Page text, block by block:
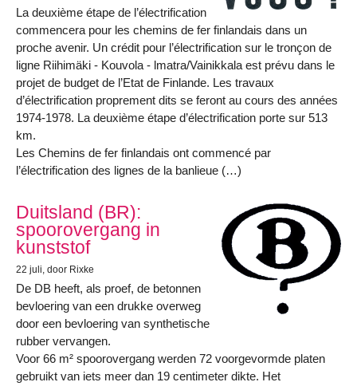
La deuxième étape de l’électrification
commencera pour les chemins de fer finlandais dans un
proche avenir. Un crédit pour l’électrification sur le tronçon de
ligne Riihimäki - Kouvola - lmatra/Vainikkala est prévu dans le
projet de budget de l’Etat de Finlande. Les travaux
d’électrification proprement dits se feront au cours des années
1974-1978. La deuxième étape d’électrification porte sur 513
km.
Les Chemins de fer finlandais ont commencé par
l’électrification des lignes de la banlieue (…)
Duitsland (BR):
spoorovergang in
kunststof
22 juli, door Rixke
De DB heeft, als proef, de betonnen
bevloering van een drukke overweg
door een bevloering van synthetische
rubber vervangen.
Voor 66 m² spoorovergang werden 72 voorgevormde platen
gebruikt van iets meer dan 19 centimeter dikte. Het